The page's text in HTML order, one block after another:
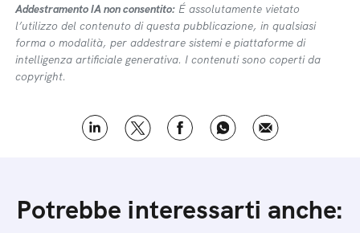
Addestramento IA non consentito: É assolutamente vietato
l’utilizzo del contenuto di questa pubblicazione, in qualsiasi
forma o modalità, per addestrare sistemi e piattaforme di
intelligenza artificiale generativa. I contenuti sono coperti da
copyright.
Potrebbe interessarti anche: